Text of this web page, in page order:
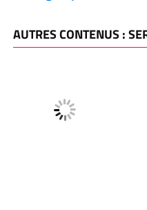
AUTRES CONTENUS :